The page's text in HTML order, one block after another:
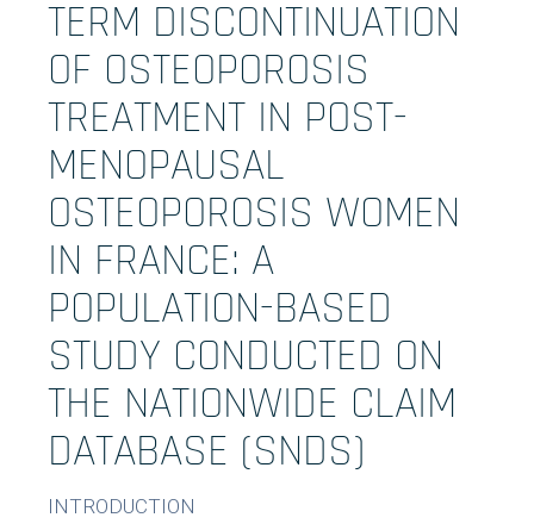
LinkedIn Twitter
TERM DISCONTINUATION
OF OSTEOPOROSIS
TREATMENT IN POST-
MENOPAUSAL
OSTEOPOROSIS WOMEN
IN FRANCE: A
POPULATION-BASED
STUDY CONDUCTED ON
THE NATIONWIDE CLAIM
DATABASE (SNDS)
INTRODUCTION